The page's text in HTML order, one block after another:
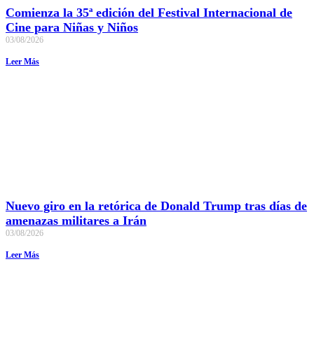
Comienza la 35ª edición del Festival Internacional de
Cine para Niñas y Niños
03/08/2026
Leer Más
Nuevo giro en la retórica de Donald Trump tras días de
amenazas militares a Irán
03/08/2026
Leer Más